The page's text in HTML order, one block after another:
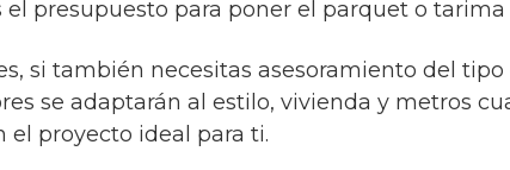
el presupuesto para poner el parquet o
si también necesitas asesoramiento del
se adaptarán al estilo, vivienda y metros
el proyecto ideal para ti.